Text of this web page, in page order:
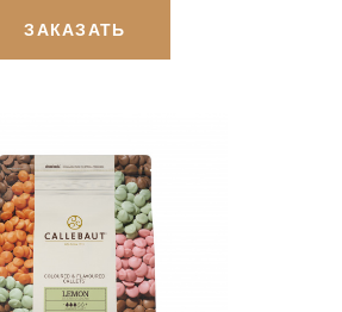
ЗАКАЗАТЬ